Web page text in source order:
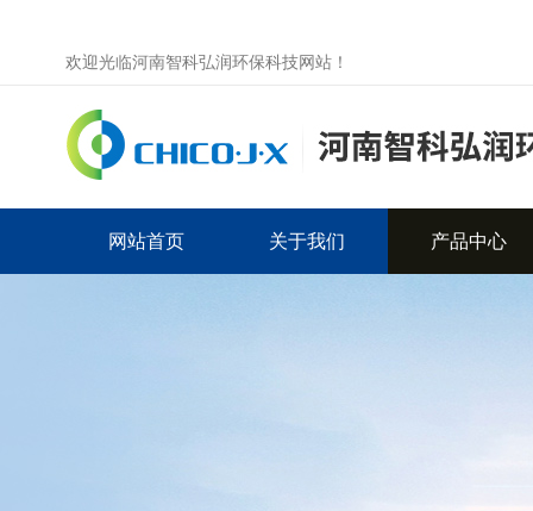
欢迎光临河南智科弘润环保科技网站！
网站首页 关于我们 产品中心